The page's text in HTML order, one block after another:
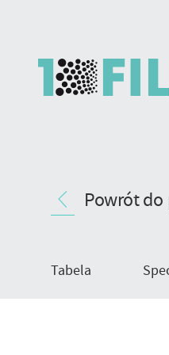
produktuPowrót
Tabela